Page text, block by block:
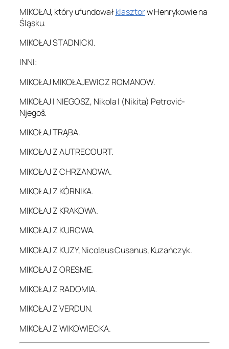
MIKOŁAJ, który ufundowałklasztorw Henrykowie na
Śląsku.
MIKOŁAJ STADNICKI.
INNI:
MIKOŁAJ MIKOŁAJEWICZ ROMANOW.
MIKOŁAJ I NIEGOSZ, Nikola I (Nikita) Petrović-
Njegoš.
MIKOŁAJ TRĄBA.
MIKOŁAJ Z AUTRECOURT.
MIKOŁAJ Z CHRZANOWA.
MIKOŁAJ Z KÓRNIKA.
MIKOŁAJ Z KRAKOWA.
MIKOŁAJ Z KUROWA.
MIKOŁAJ Z KUZY, Nicolaus Cusanus, Kuzańczyk.
MIKOŁAJ Z ORESME.
MIKOŁAJ Z RADOMIA.
MIKOŁAJ Z VERDUN.
MIKOŁAJ Z WIKOWIECKA.